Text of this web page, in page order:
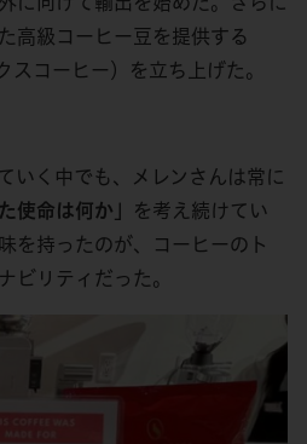
高級コーヒー豆を提供する
スコーヒー）を立ち上げた。
いく中でも、メレンさんは常に
使命は何か」
を考え続けてい
を持ったのが、コーヒーのト
ビリティだった。